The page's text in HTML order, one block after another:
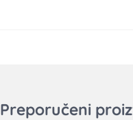
Preporučeni